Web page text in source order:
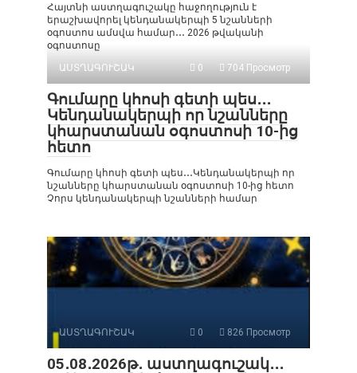
Հայտնի աստղագուշակը հաջողություն է
երաշխավորել կենդանակերպի 5 նշանների
օգոստոս ամսվա համար․․․ 2026 թվականի
օգոստոսը
ԱՍՏՂԱԳՈՒՇԱԿ
0 704 Просмотр
Գումարը կհոսի գետի պես․․․
Կենդանակերպի որ նշանները
կհարստանան օգոստոսի 10-ից
հետո
Գումարը կհոսի գետի պես․․․Կենդանակերպի որ
նշանները կհարստանան օգոստոսի 10-ից հետո
Չորս կենդանակերպի նշանների համար
ԱՍՏՂԱԳՈՒՇԱԿ 0 826 Просмотр
05․08․2026թ․ աստղագուշակ․․․